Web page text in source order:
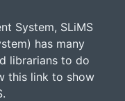
System, SLiMS
has many
librarians to do
this link to show